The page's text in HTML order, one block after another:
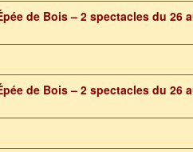
de Bois – 2 spectacles du 26
de Bois – 2 spectacles du 26